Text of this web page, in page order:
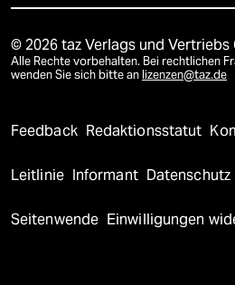
© 2026 taz Verlags und Vertriebs
Alle Rechte vorbehalten. Bei rechtlichen
wenden Sie sich bitte an lizenzen@taz.de
Feedback Redaktionsstatut
Leitlinie Informant Datenschutz
Seitenwende Einwilligungen